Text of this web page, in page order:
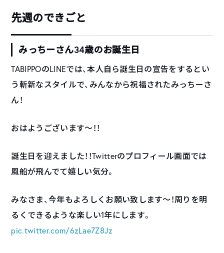
先週のできごと
みっちーさん34歳のお誕生日
TABIPPOのLINEでは、本人自ら誕生日の宣告をするとい
う斬新なスタイルで、みんなから祝福されたみっちーさ
ん！
おはようございます〜！！
誕生日を迎えました！！Twitterのプロフィール画面では
風船が飛んでて嬉しい気分。
みなさま、今年もよろしくお願い致します〜！周りを明
るくできるような楽しい1年にします。
pic.twitter.com/6zLae7Z8Jz